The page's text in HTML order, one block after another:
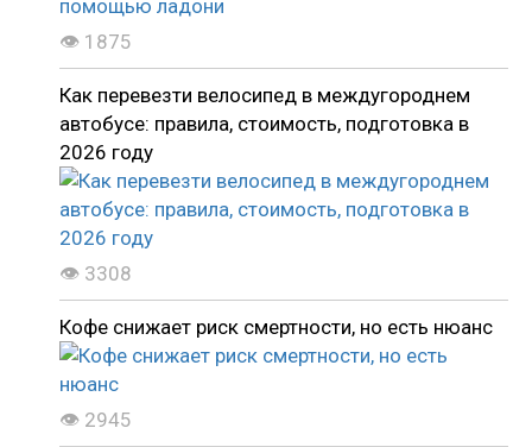
👁 1875
Как перевезти велосипед в междугороднем
автобусе: правила, стоимость, подготовка в
2026 году
👁 3308
Кофе снижает риск смертности, но есть нюанс
👁 2945